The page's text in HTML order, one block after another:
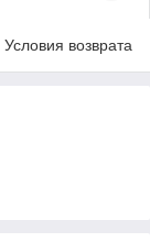
Условия возврата